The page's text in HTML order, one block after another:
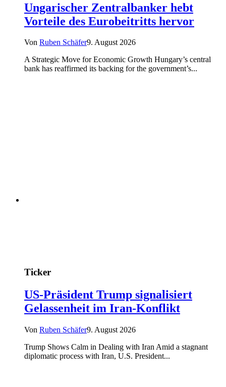
Ungarischer Zentralbanker hebt
Vorteile des Eurobeitritts hervor
Von Ruben Schäfer9. August 2026
A Strategic Move for Economic Growth Hungary’s central
bank has reaffirmed its backing for the government’s...
Ticker
US-Präsident Trump signalisiert
Gelassenheit im Iran-Konflikt
Von Ruben Schäfer9. August 2026
Trump Shows Calm in Dealing with Iran Amid a stagnant
diplomatic process with Iran, U.S. President...